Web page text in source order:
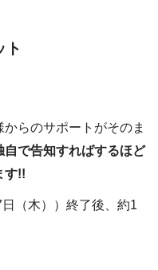
ト
らのサポートがそのま
自で告知すればするほど
す!!
（木））終了後、約1